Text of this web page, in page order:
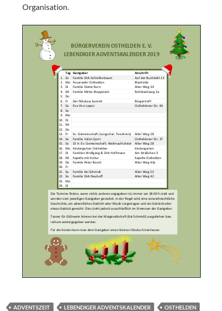
Organisation.
ADVENTSZEIT LEBENDIGER ADVENTSKALENDER OSTHELDEN